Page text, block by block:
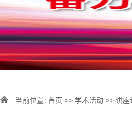
当前位置: 首页 >> 学术活动 >> 讲座